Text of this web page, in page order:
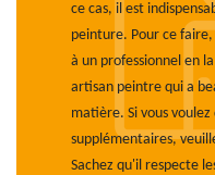
ce cas, il est
peinture. Pour ce
à un professionnel en
artisan peintre qui a
matière. Si vous
supplémentaires,
Sachez qu'il respecte